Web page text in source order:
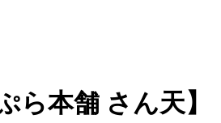
ら本舗 さん天】